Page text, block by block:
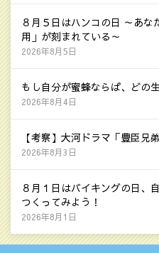
８月５日はハンコの日 ～あ
用」が刻まれている～
2026年8月5日
もし自分が蜜蜂ならば、どの
2026年8月4日
【考察】大河ドラマ「豊臣兄
2026年8月3日
８月１日はバイキングの日、
つくってみよう！
2026年8月1日